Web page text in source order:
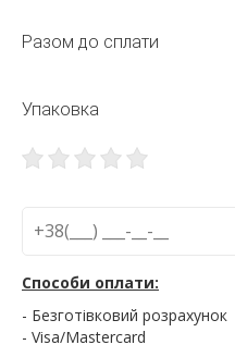
Разом до сплати
Упаковка
Способи оплати:
- Безготівковий розрахунок
- Visa/Mastercard